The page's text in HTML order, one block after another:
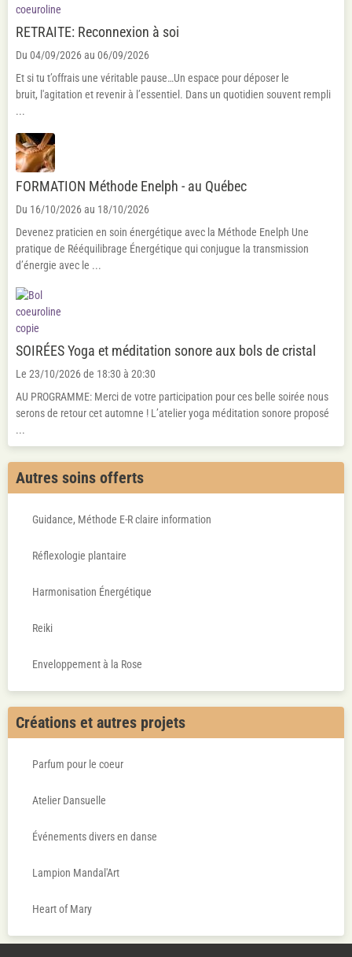
RETRAITE: Reconnexion à soi
Du 04/09/2026au 06/09/2026
Et si tu t’offrais une véritable pause…Un espace pour déposer le
bruit, l'agitation et revenir à l’essentiel. Dans un quotidien souvent rempli
...
FORMATION Méthode Enelph - au Québec
Du 16/10/2026au 18/10/2026
Devenez praticien en soin énergétique avec la Méthode Enelph Une
pratique de Rééquilibrage Énergétique qui conjugue la transmission
d’énergie avec le ...
SOIRÉES Yoga et méditation sonore aux bols de cristal
Le 23/10/2026de 18:30 à 20:30
AU PROGRAMME: Merci de votre participation pour ces belle soirée nous
serons de retour cet automne ! L’atelier yoga méditation sonore proposé
...
Autres soins offerts
Guidance, Méthode E-R claire information
Réflexologie plantaire
Harmonisation Énergétique
Reiki
Enveloppement à la Rose
Créations et autres projets
Parfum pour le coeur
Atelier Dansuelle
Événements divers en danse
Lampion Mandal'Art
Heart of Mary